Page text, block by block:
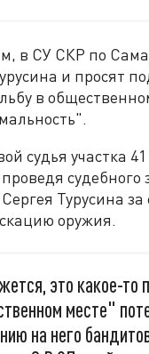
в СУ СКР по
и просят
в
судья участка
Турусина
оружия.
это какое-то
месте"
на него